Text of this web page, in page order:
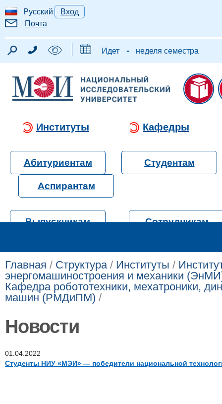
Русский
Вход
Почта
Идет - неделя семестра
Институты Кафедры
Абитуриентам Студентам
Аспирантам
Выпускникам Сотрудникам
Главная / Структура/ Институты /
энергомашиностроения и механики
Кафедра робототехники, мехатроники,
машин (РМДиПМ) /
Новости
01.04.2022
Студенты НИУ «МЭИ» — победители национальной